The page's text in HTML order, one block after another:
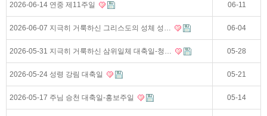
2026-06-14 연중 제11주일 06-11
2026-06-07 지극히 거룩하신 그리스도의 성체 성… 06-04
2026-05-31 지극히 거룩하신 삼위일체 대축일-청… 05-28
2026-05-24 성령 강림 대축일 05-21
2026-05-17 주님 승천 대축일-홍보주일 05-14